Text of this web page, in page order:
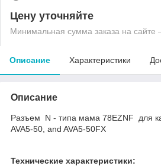
Цену уточняйте
Минимальная сумма заказа на
Описание Характеристики
Описание
Разъем N - типа мама 78EZNF для
AVA5-50, and AVA5-50FX
Технические характеристики: